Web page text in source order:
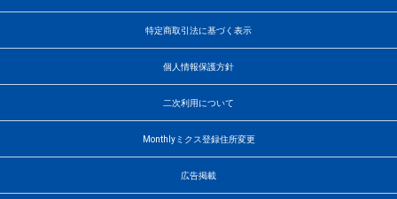
特定商取引法に基づく表示
個人情報保護方針
二次利用について
Monthlyミクス登録住所変更
広告掲載